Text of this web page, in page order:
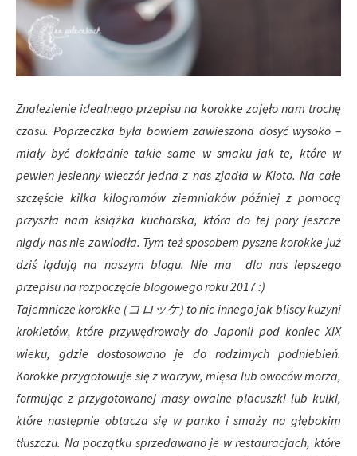
Znalezienie idealnego przepisu na korokke zajęło nam trochę
czasu. Poprzeczka była bowiem zawieszona dosyć wysoko –
miały być dokładnie takie same w smaku jak te, które w
pewien jesienny wieczór jedna z nas zjadła w Kioto. Na całe
szczęście kilka kilogramów ziemniaków później z pomocą
przyszła nam książka kucharska, która do tej pory jeszcze
nigdy nas nie zawiodła. Tym też sposobem pyszne korokke już
dziś lądują na naszym blogu. Nie ma dla nas lepszego
przepisu na rozpoczęcie blogowego roku 2017 :)
Tajemnicze korokke (コロッケ) to nic innego jak bliscy kuzyni
krokietów, które przywędrowały do Japonii pod koniec XIX
wieku, gdzie dostosowano je do rodzimych podniebień.
Korokke przygotowuje się z warzyw, mięsa lub owoców morza,
formując z przygotowanej masy owalne placuszki lub kulki,
które następnie obtacza się w panko i smaży na głębokim
tłuszczu. Na początku sprzedawano je w restauracjach, które